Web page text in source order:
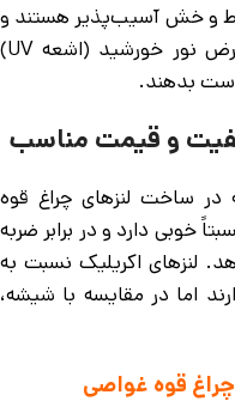
خط و خش آسیب‌پذیر هستند و
ممکن است با گذشت زمان و در معرض نور خورشید (اشعه UV)
بدهند.
و قیمت مناسب
در ساخت لنزهای چراغ قوه
خوبی دارد و در برابر ضربه
لنزهای اکریلیک نسبت به
اما در مقایسه با شیشه،
قوه غواصی